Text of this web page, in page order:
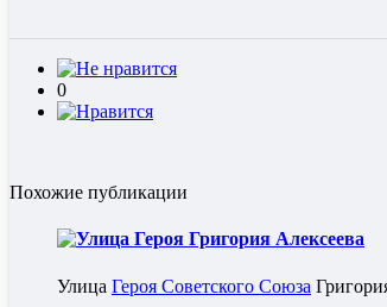
0
Похожие публикации
Улица Героя Григория Алексеева
Улица Героя Советского Союза